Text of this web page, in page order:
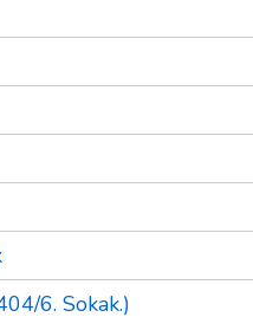
6. Sokak.)